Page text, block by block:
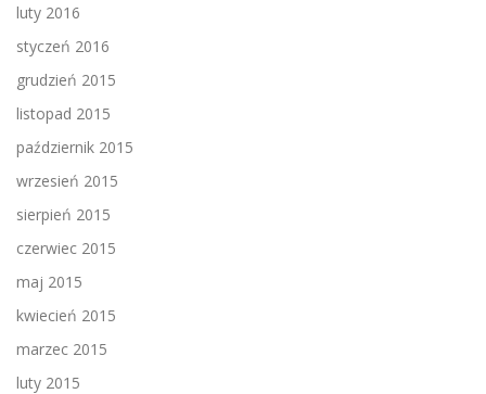
luty 2016
styczeń 2016
grudzień 2015
listopad 2015
październik 2015
wrzesień 2015
sierpień 2015
czerwiec 2015
maj 2015
kwiecień 2015
marzec 2015
luty 2015